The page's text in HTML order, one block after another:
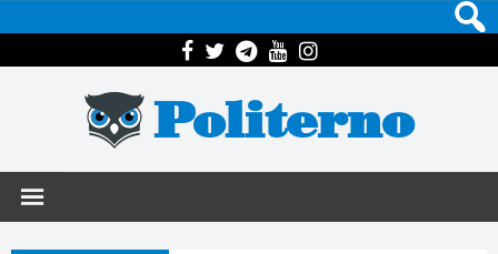
Politerno